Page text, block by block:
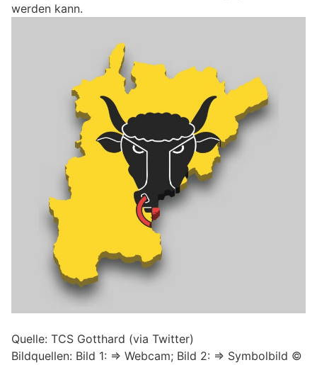
werden kann.
Quelle: TCS Gotthard (via Twitter)
Bildquellen: Bild 1: => Webcam; Bild 2: => Symbolbild ©